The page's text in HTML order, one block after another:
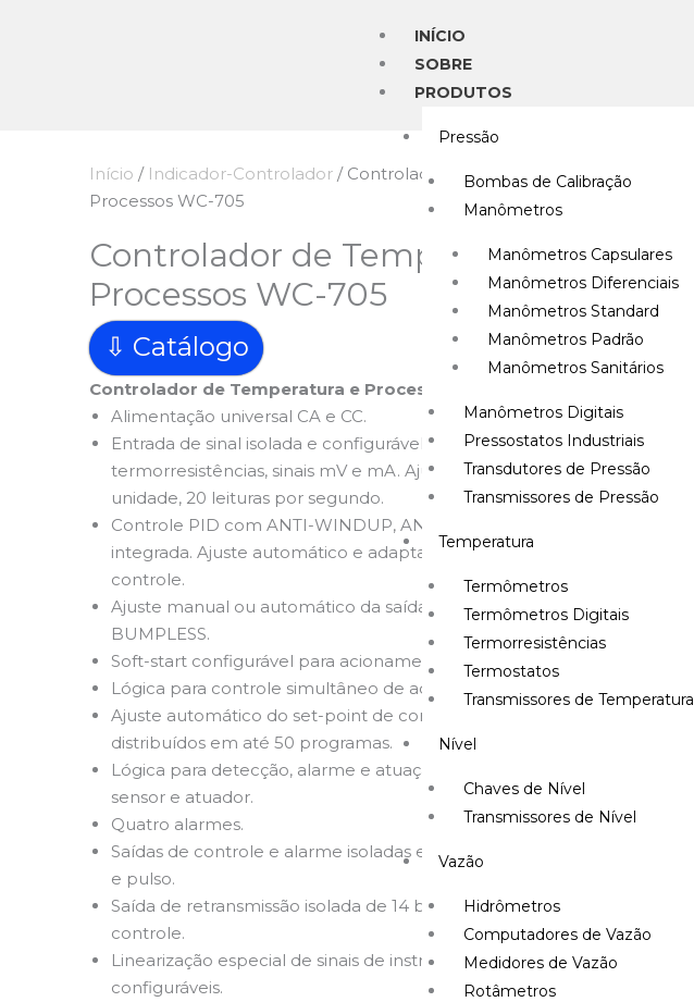
INÍCIO
SOBRE
PRODUTOS
Pressão
Bombas de Calibração
Manômetros
Manômetros Capsulares
Manômetros Diferenciais
Manômetros Standard
Manômetros Padrão
Manômetros Sanitários
Manômetros Digitais
Pressostatos Industriais
Transdutores de Pressão
Transmissores de Pressão
Temperatura
Termômetros
Termômetros Digitais
Termorresistências
Termostatos
Transmissores de Temperatura
Nível
Chaves de Nível
Transmissores de Nível
Vazão
Hidrômetros
Computadores de Vazão
Medidores de Vazão
Rotâmetros
Início / Indicador-Controlador / Controlador de Temperatura e
Processos WC-705
Controlador de Temperatura e
Processos WC-705
⇩ Catálogo
Controlador de Temperatura e Processos
Alimentação universal CA e CC.
Entrada de sinal isolada e configurável para termopares,
termorresistências, sinais mV e mA. Ajuste de casa decimal e
unidade, 20 leituras por segundo.
Controle PID com ANTI-WINDUP, ANTI-RESET, e lógica FUZZY
integrada. Ajuste automático e adaptativo dos parâmetros de
controle.
Ajuste manual ou automático da saída de controle-troca
BUMPLESS.
Soft-start configurável para acionamento do atuador.
Lógica para controle simultâneo de aquecimento e refrigeração.
Ajuste automático do set-point de controle com 81 segmentos
distribuídos em até 50 programas.
Lógica para detecção, alarme e atuação no processo em falhas do
sensor e atuador.
Quatro alarmes.
Saídas de controle e alarme isoladas e configuráveis para relé, linear
e pulso.
Saída de retransmissão isolada de 14 bits para leitura ou set-point de
controle.
Linearização especial de sinais de instrumentação com até 21 pontos
configuráveis.